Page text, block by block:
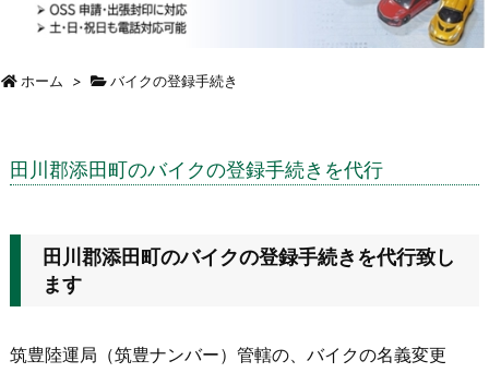
ホーム > バイクの登録手続き
田川郡添田町のバイクの登録手続きを代行
田川郡添田町のバイクの登録手続きを代行致し
ます
筑豊陸運局（筑豊ナンバー）管轄の、バイクの名義変更